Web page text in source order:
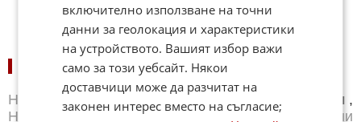
НОВИНИ ПО СПОРТОВЕ:
Новини Бг футбол Новини Световен футбол ,
Новини
Баскетбол ,Новини Волейбол
Новини
включително използване на точни
данни за геолокация и характеристики
на устройството. Вашият избор важи
само за този уебсайт. Някои
доставчици може да разчитат на
законен интерес вместо на съгласие;